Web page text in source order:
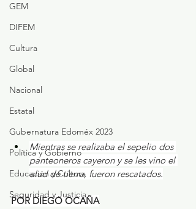
GEM
DIFEM
Cultura
Global
Nacional
Estatal
Gubernatura Edoméx 2023
Política y Gobierno
Educación y Cultura
Seguridad y Justicia
Mientras se realizaba el sepelio dos
panteoneros cayeron y se les vino el
alud de tierra, fueron rescatados.
POR DIEGO OCAÑA